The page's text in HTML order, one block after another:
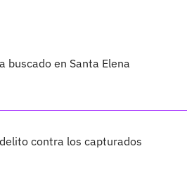
buscado en Santa Elena
contra los capturados